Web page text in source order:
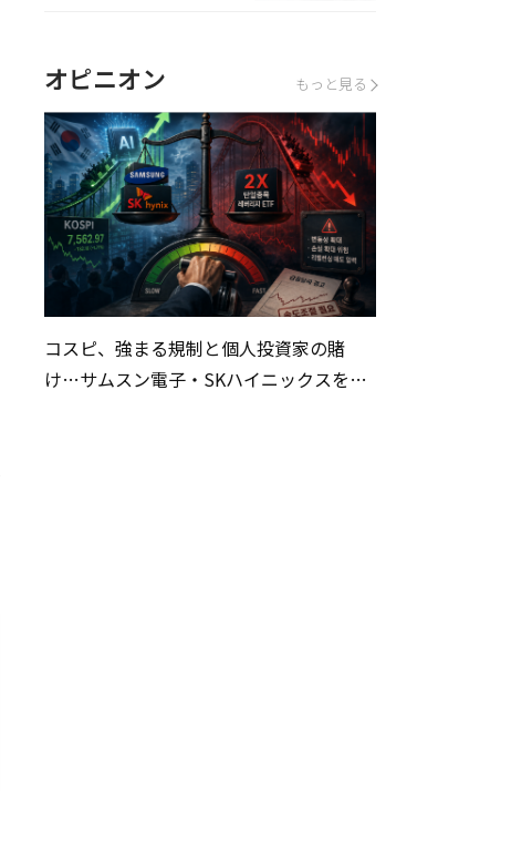
オピニオン もっと見る
コスピ、強まる規制と個人投資家の賭
け…サムスン電子・SKハイニックスを巡